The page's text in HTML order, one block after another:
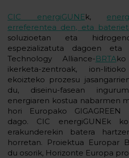
CIC energiGUNEk,
erreferentea den, eta
soluzioetan eta
espezializatuta dagoen
Technology Alliance-BRTA
ikerketa-zentroak, ion-
ekoizteko prozesu
du, diseinu-fasean
energiaren kostua nabarmen
hori Europako
dago. CIC energiGUNEk
erakunderekin batera
horretan. Proiektua Europar
du osorik, Horizonte Europa